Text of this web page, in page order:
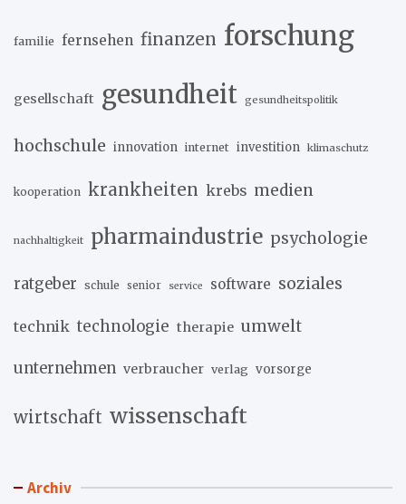
familie fernsehen finanzen forschung
gesellschaft gesundheit gesundheitspolitik
hochschule innovation internet investition klimaschutz
kooperation krankheiten krebs medien
nachhaltigkeit pharmaindustrie psychologie
ratgeber schule senior service software soziales
technik technologie therapie umwelt
unternehmen verbraucher verlag vorsorge
wirtschaft wissenschaft
Archiv